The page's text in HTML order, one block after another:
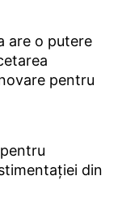
are o putere
pentru
din